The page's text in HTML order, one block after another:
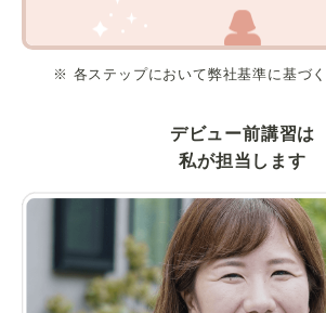
※ 各ステップにおいて弊社基準に基づ
デビュー前講習は
私が担当します